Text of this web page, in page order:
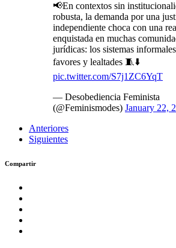
📢En contextos sin
robusta, la demanda por una
independiente choca con una
enquistada en muchas
jurídicas: los sistemas
favores y lealtades 🧵⬇️
pic.twitter.com/S7j1ZC6YqT
— Desobediencia Feminista
(@Feminismodes) January 22,
Anteriores
Siguientes
Compartir